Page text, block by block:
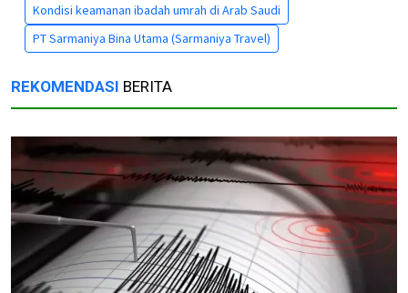
Kondisi keamanan ibadah umrah di Arab Saudi
PT Sarmaniya Bina Utama (Sarmaniya Travel)
REKOMENDASI BERITA